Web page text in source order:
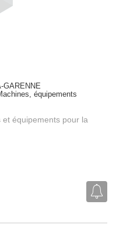
GARENNE
équipements
équipements pour la